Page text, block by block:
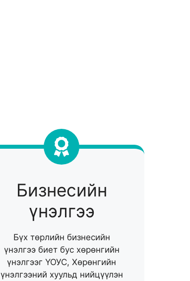
Бизнесийн
үнэлгээ
Бүх төрлийн бизнесийн
үнэлгээ биет бус хөрөнгийн
үнэлгээг ҮОУС, Хөрөнгийн
үнэлгээний хуульд нийцүүлэн